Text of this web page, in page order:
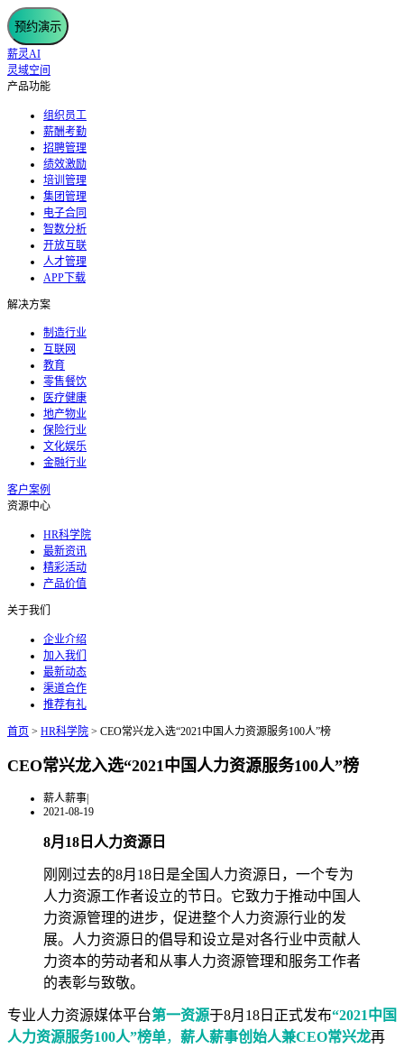
预约演示
薪灵AI
灵域空间
产品功能
组织员工
薪酬考勤
招聘管理
绩效激励
培训管理
集团管理
电子合同
智数分析
开放互联
人才管理
APP下载
解决方案
制造行业
互联网
教育
零售餐饮
医疗健康
地产物业
保险行业
文化娱乐
金融行业
客户案例
资源中心
HR科学院
最新资讯
精彩活动
产品价值
关于我们
企业介绍
加入我们
最新动态
渠道合作
推荐有礼
首页 > HR科学院 > CEO常兴龙入选“2021中国人力资源服务100人”榜
CEO常兴龙入选“2021中国人力资源服务100人”榜
薪人薪事|
2021-08-19
8月18日人力资源日
刚刚过去的8月18日是全国人力资源日，一个专为
人力资源工作者设立的节日。它致力于推动中国人
力资源管理的进步，促进整个人力资源行业的发
展。人力资源日的倡导和设立是对各行业中贡献人
力资本的劳动者和从事人力资源管理和服务工作者
的表彰与致敬。
专业人力资源媒体平台第一资源于8月18日正式发布“2021中国
人力资源服务100人”榜单， 薪人薪事创始人兼CEO常兴龙再